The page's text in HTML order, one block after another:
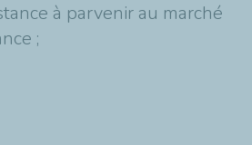
à parvenir au marché
;